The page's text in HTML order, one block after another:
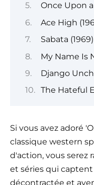
Once Upon
Ace High
Sabata (1969)
My Name Is
Django
The Hateful
Si vous avez adoré
classique western
d'action, vous serez
et séries qui
décontractée et